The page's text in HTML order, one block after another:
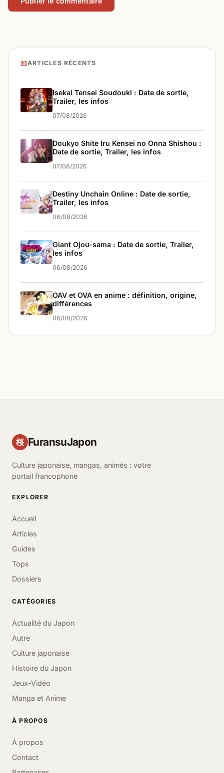
📖ARTICLES RÉCENTS
Isekai Tensei Soudouki : Date de sortie,
Trailer, les infos
07/08/2026
Doukyo Shite Iru Kensei no Onna Shishou :
Date de sortie, Trailer, les infos
07/08/2026
Destiny Unchain Online : Date de sortie,
Trailer, les infos
06/08/2026
Giant Ojou-sama : Date de sortie, Trailer,
les infos
06/08/2026
OAV et OVA en anime : définition, origine,
différences
06/08/2026
桜 FuransuJapon
Culture japonaise, mangas, animés : votre
portail francophone
EXPLORER
Accueil
Articles
Guides
Tops
Dossiers
CATÉGORIES
Actualité du Japon
Autre
Culture japonaise
Histoire du Japon
Jeux-Vidéo
Manga et Anime
À PROPOS
À propos
Contact